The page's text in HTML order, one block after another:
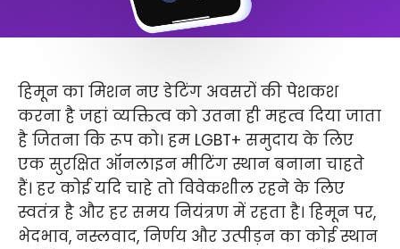
हिमून का मिशन नए डेटिंग अवसरों की पेशकश
करना है जहां व्यक्तित्व को उतना ही महत्व दिया जाता
है जितना कि रूप को। हम LGBT+ समुदाय के लिए
एक सुरक्षित ऑनलाइन मीटिंग स्थान बनाना चाहते
हैं। हर कोई यदि चाहे तो विवेकशील रहने के लिए
स्वतंत्र है और हर समय नियंत्रण में रहता है। हिमून पर,
भेदभाव, नस्लवाद, निर्णय और उत्पीड़न का कोई स्थान